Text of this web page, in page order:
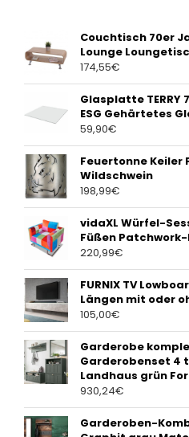
Couchtisch 70er
Lounge
174,55€
Glasplatte
ESG Gehärtetes
59,90€
Feuertonne
Wildschwein
198,99€
vidaXL Würfel-
Füßen
220,99€
FURNIX TV
Längen mit oder
105,00€
Garderobe
Garderobenset 4
Landhaus grün
930,24€
Garderoben-